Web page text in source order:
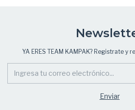
YA ERES TEAM KAMPAK? Registrate y